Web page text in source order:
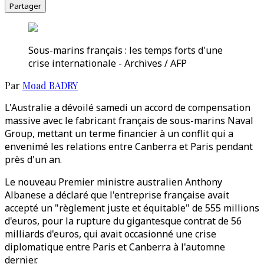
Partager
Sous-marins français : les temps forts d'une
crise internationale - Archives / AFP
Par Moad BADRY
L'Australie a dévoilé samedi un accord de compensation
massive avec le fabricant français de sous-marins Naval
Group, mettant un terme financier à un conflit qui a
envenimé les relations entre Canberra et Paris pendant
près d'un an.
Le nouveau Premier ministre australien Anthony
Albanese a déclaré que l'entreprise française avait
accepté un "règlement juste et équitable" de 555 millions
d'euros, pour la rupture du gigantesque contrat de 56
milliards d'euros, qui avait occasionné une crise
diplomatique entre Paris et Canberra à l'automne
dernier.